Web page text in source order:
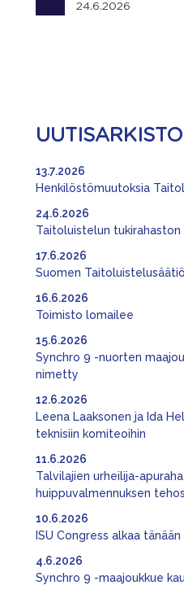
24.6.2026
UUTISARKISTO
Henkilöstömuutoksia
13.7.2026
Taitoluistelun tukirahaston
24.6.2026
Suomen
17.6.2026
Toimisto lomailee
16.6.2026
Synchro 9 -nuorten
nimetty
15.6.2026
Leena Laaksonen ja Ida
teknisiin komiteoihin
12.6.2026
Talvilajien urheilija-
huippuvalmennuksen
11.6.2026
ISU Congress alkaa tänään
10.6.2026
Synchro 9 -maajoukkue
4.6.2026